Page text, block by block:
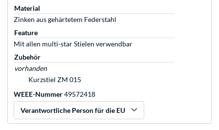
Material
Zinken aus gehärtetem Federstahl
Feature
Mit allen multi-star Stielen verwendbar
Zubehör
vorhanden
Kurzstiel ZM 015
WEEE-Nummer49572418
Verantwortliche Person für die EU